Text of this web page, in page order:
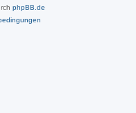
phpBB.de